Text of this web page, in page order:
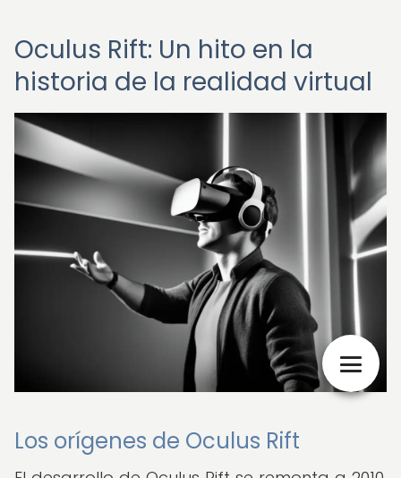
Oculus Rift: Un hito en la
historia de la realidad virtual
Los orígenes de Oculus Rift